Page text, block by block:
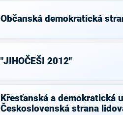
Občanská demokratická
"JIHOČEŠI 2012"
Křesťanská a demokratická
Československá strana